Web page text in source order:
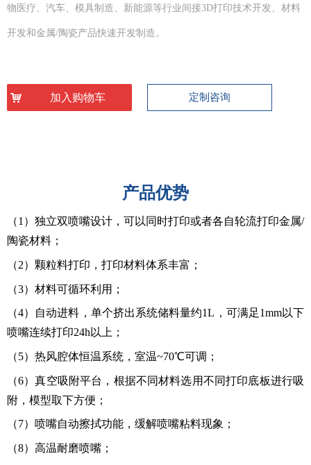
物医疗、汽车、模具制造、新能源等行业间接3D打印技术开发、材料
开发和金属/陶瓷产品快速开发制造。
产品优势
（1）独立双喷嘴设计，可以同时打印或者各自轮流打印金属/
陶瓷材料；
（2）颗粒料打印，打印材料体系丰富；
（3）材料可循环利用；
（4）自动进料，单个挤出系统储料量约1L，可满足1mm以下
喷嘴连续打印24h以上；
（5）热风腔体恒温系统，室温~70℃可调；
（6）真空吸附平台，根据不同材料选用不同打印底板进行吸
附，模型取下方便；
（7）喷嘴自动擦拭功能，缓解喷嘴粘料现象；
（8）高温耐磨喷嘴；
낙 加入购物车 定制咨询